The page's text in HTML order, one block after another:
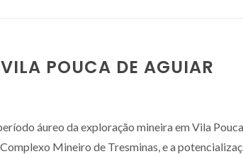
POUCA DE AGUIAR
áureo da exploração mineira em Vila
Mineiro de Tresminas, e a